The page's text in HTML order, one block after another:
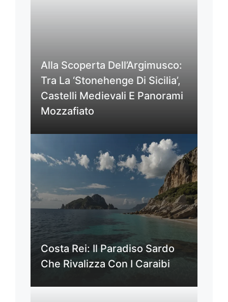
Alla Scoperta Dell’Argimusco:
Tra La ‘Stonehenge Di Sicilia’,
Castelli Medievali E Panorami
Mozzafiato
Costa Rei: Il Paradiso Sardo
Che Rivalizza Con I Caraibi